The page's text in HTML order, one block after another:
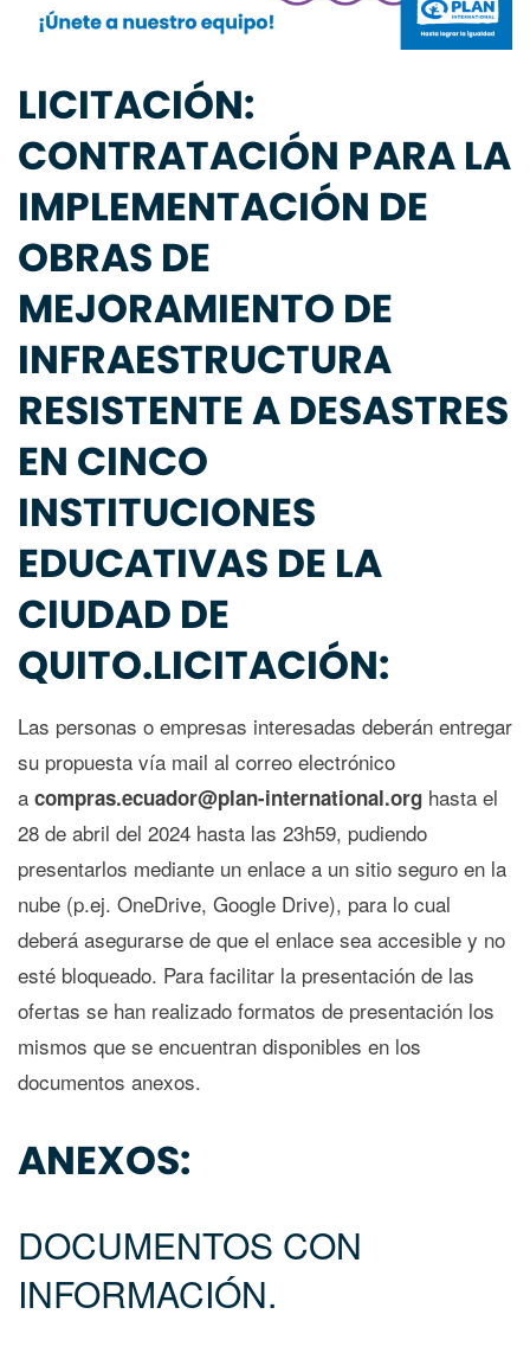
LICITACIÓN:
CONTRATACIÓN PARA LA
IMPLEMENTACIÓN DE
OBRAS DE
MEJORAMIENTO DE
INFRAESTRUCTURA
RESISTENTE A DESASTRES
EN CINCO
INSTITUCIONES
EDUCATIVAS DE LA
CIUDAD DE
QUITO.LICITACIÓN:
Las personas o empresas interesadas deberán entregar
su propuesta vía mail al correo electrónico
a compras.ecuador@plan-international.org hasta el
28 de abril del 2024 hasta las 23h59, pudiendo
presentarlos mediante un enlace a un sitio seguro en la
nube (p.ej. OneDrive, Google Drive), para lo cual
deberá asegurarse de que el enlace sea accesible y no
esté bloqueado. Para facilitar la presentación de las
ofertas se han realizado formatos de presentación los
mismos que se encuentran disponibles en los
documentos anexos.
ANEXOS:
DOCUMENTOS CON
INFORMACIÓN.